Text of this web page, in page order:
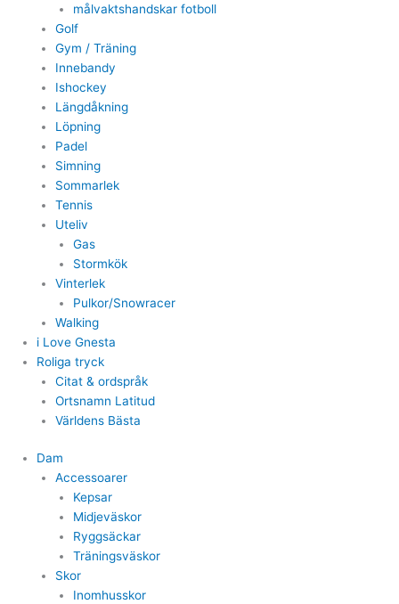
målvaktshandskar fotboll
Golf
Gym / Träning
Innebandy
Ishockey
Längdåkning
Löpning
Padel
Simning
Sommarlek
Tennis
Uteliv
Gas
Stormkök
Vinterlek
Pulkor/Snowracer
Walking
i Love Gnesta
Roliga tryck
Citat & ordspråk
Ortsnamn Latitud
Världens Bästa
Dam
Accessoarer
Kepsar
Midjeväskor
Ryggsäckar
Träningsväskor
Skor
Inomhusskor